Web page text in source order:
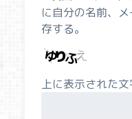
に自分の名前、
存する。
上に表示された